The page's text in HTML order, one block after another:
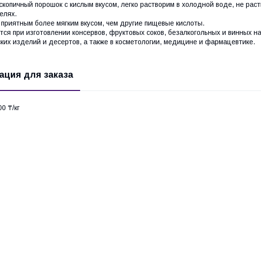
порошок с кислым вкусом, легко растворим в холодной воде, не
более мягким вкусом, чем другие пищевые кислоты.
при изготовлении консервов, фруктовых соков, безалкогольных и винных
изделий и десертов, а также в косметологии, медицине и фармацевтике.
для заказа
₸/кг